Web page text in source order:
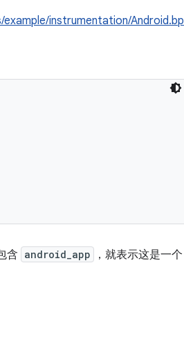
instrumentation/Android.bp
含 android_app
，就表示这是一个